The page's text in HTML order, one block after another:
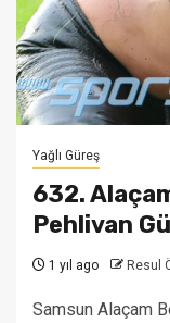
Yağlı Güreş
632.
Pehlivan
1 yıl ago Resul
Samsun Alaçam